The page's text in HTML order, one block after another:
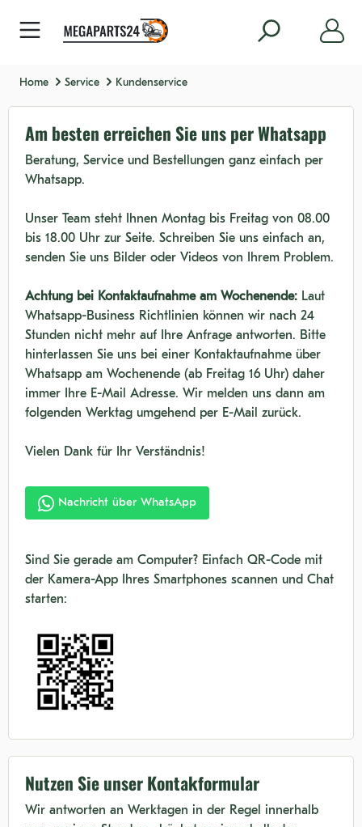
Home Service Kundenservice
Am besten erreichen Sie uns per Whatsapp
Beratung, Service und Bestellungen ganz einfach per
Whatsapp.
Unser Team steht Ihnen Montag bis Freitag von 08.00
bis 18.00 Uhr zur Seite. Schreiben Sie uns einfach an,
senden Sie uns Bilder oder Videos von Ihrem Problem.
Achtung bei Kontaktaufnahme am Wochenende: Laut
Whatsapp-Business Richtlinien können wir nach 24
Stunden nicht mehr auf Ihre Anfrage antworten. Bitte
hinterlassen Sie uns bei einer Kontaktaufnahme über
Whatsapp am Wochenende (ab Freitag 16 Uhr) daher
immer Ihre E-Mail Adresse. Wir melden uns dann am
folgenden Werktag umgehend per E-Mail zurück.
Vielen Dank für Ihr Verständnis!
Nachricht über WhatsApp
Sind Sie gerade am Computer? Einfach QR-Code mit
der Kamera-App Ihres Smartphones scannen und Chat
starten:
Nutzen Sie unser Kontakformular
Wir antworten an Werktagen in der Regel innerhalb